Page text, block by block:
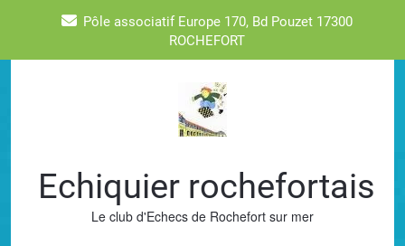
Pôle associatif Europe 170, Bd Pouzet 17300
ROCHEFORT
Echiquier rochefortais
Le club d'Echecs de Rochefort sur mer